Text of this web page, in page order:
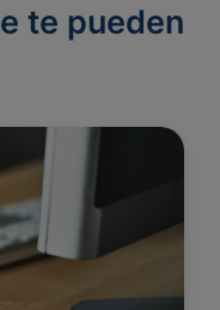
te pueden